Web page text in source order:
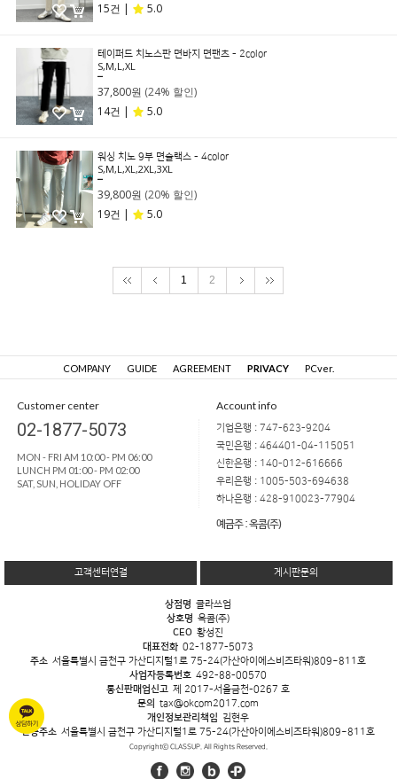
15건 |
5.0
테이퍼드 치노스판 면바지 면팬츠 - 2color
S,M,L,XL
37,800원 (24% 할인)
14건 |
5.0
워싱 치노 9부 면슬랙스 - 4color
S,M,L,XL,2XL,3XL
39,800원 (20% 할인)
19건 |
5.0
1 2
COMPANY GUIDE AGREEMENT PRIVACY PCver.
Customer center
02-1877-5073
MON - FRI AM 10:00 - PM 06:00
LUNCH PM 01:00 - PM 02:00
SAT, SUN, HOLIDAY OFF
Account info
기업은행 : 747-623-9204
국민은행 : 464401-04-115051
신한은행 : 140-012-616666
우리은행 : 1005-503-694638
하나은행 : 428-910023-77904
예금주 : 옥콤(주)
고객센터연결 게시판문의
상점명 클라쓰업
상호명 옥콤(주)
CEO 황성진
대표전화 02-1877-5073
주소 서울특별시 금천구 가산디지털1로 75-24(가산아이에스비즈타워)809~811호
사업자등록번호 492-88-00570
통신판매업신고 제 2017-서울금천-0267 호
문의 tax@okcom2017.com
개인정보관리책임 김현우
반송주소 서울특별시 금천구 가산디지털1로 75-24(가산아이에스비즈타워)809~811호
Copyrightⓒ CLASSUP. All Rights Reserved.